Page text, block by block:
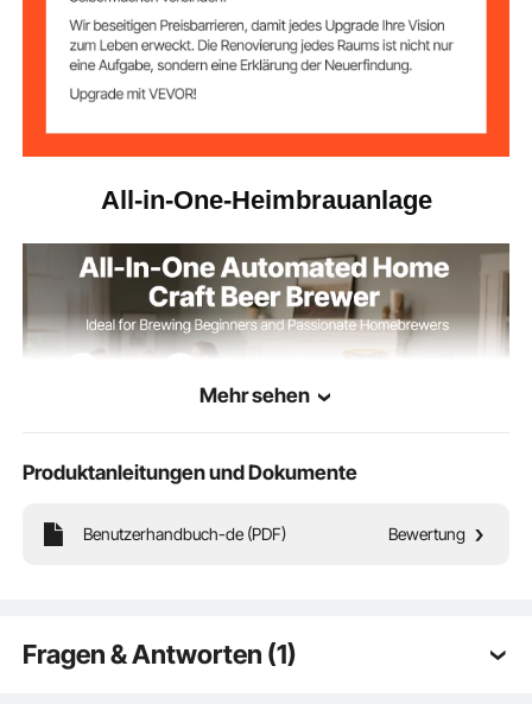
Produktabmessun
gen
23,62 x 12,20 x 25,20 Zoll /
600 x 310 x 640 mm
All-in-One-Heimbrauanlage
Mit dieser All-in-One-Maschine brauen Sie Ihr Bier ganz
einfach zu Hause. Vollautomatisch vom Maischen bis zur
Mehr sehen
Produktanleitungen und Dokumente
Benutzerhandbuch-de (PDF) Bewertung
Fragen & Antworten (1)